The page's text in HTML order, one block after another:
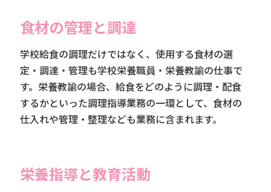
食材の管理と調達
学校給食の調理だけではなく、使用する食材の選
定・調達・管理も学校栄養職員・栄養教諭の仕事で
す。栄養教諭の場合、給食をどのように調理・配食
するかといった調理指導業務の一環として、食材の
仕入れや管理・整理なども業務に含まれます。
栄養指導と教育活動